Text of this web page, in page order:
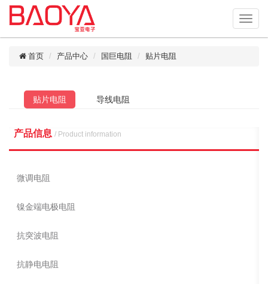
首页 产品中心 国巨电阻 贴片电阻
贴片电阻 导线电阻
产品信息 / Product information
微调电阻
镍金端电极电阻
抗突波电阻
抗静电电阻